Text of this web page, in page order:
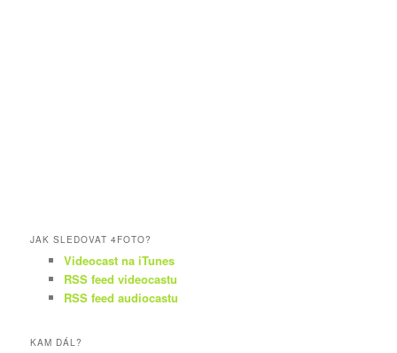
JAK SLEDOVAT 4FOTO?
Videocast na iTunes
RSS feed videocastu
RSS feed audiocastu
KAM DÁL?